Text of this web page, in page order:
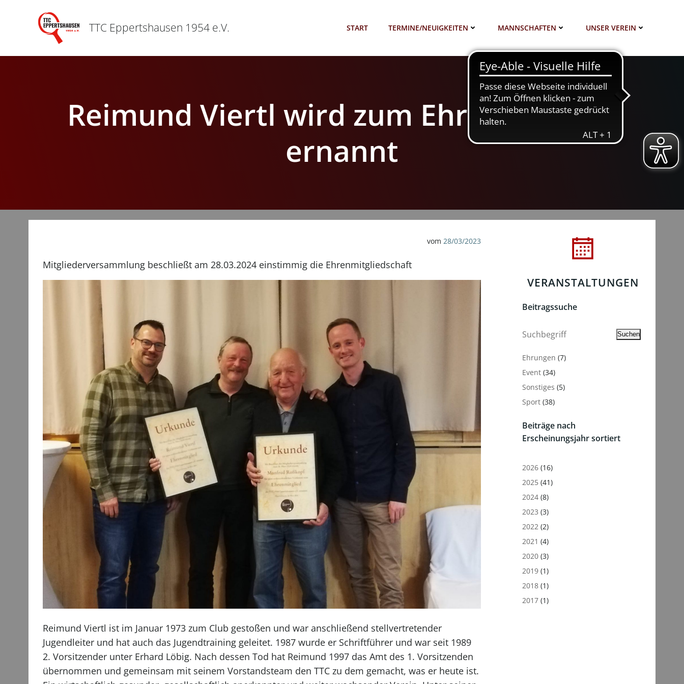
TTC Eppertshausen 1954 e.V. START TERMINE/NEUIGKEITEN MANNSCHAFTEN UNSER VEREIN
Reimund Viertl wird zum Ehrenmitglied
ernannt
vom 28/03/2023
Mitgliederversammlung beschließt am 28.03.2024 einstimmig die Ehrenmitgliedschaft
Reimund Viertl ist im Januar 1973 zum Club gestoßen und war anschließend stellvertretender
Jugendleiter und hat auch das Jugendtraining geleitet. 1987 wurde er Schriftführer und war seit 1989
2. Vorsitzender unter Erhard Löbig. Nach dessen Tod hat Reimund 1997 das Amt des 1. Vorsitzenden
übernommen und gemeinsam mit seinem Vorstandsteam den TTC zu dem gemacht, was er heute ist.
VERANSTALTUNGEN
Beitragssuche
Suchen Suchen
Ehrungen (7)
Event(34)
Sonstiges (5)
Sport(38)
Beiträge nach
Erscheinungsjahr sortiert
2026(16)
2025(41)
2024(8)
2023 (3)
2022(2)
2021 (4)
2020(3)
2019(1)
2018(1)
2017(1)